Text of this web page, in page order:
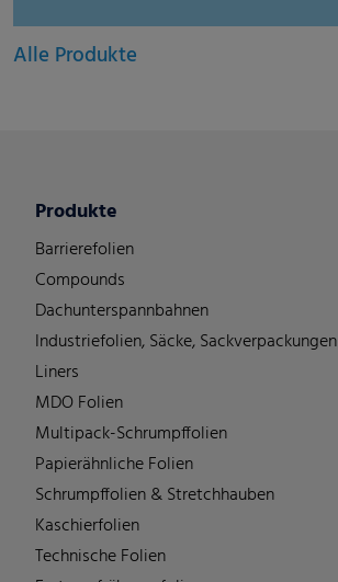
Alle Produkte
Produkte
Barrierefolien
Compounds
Dachunterspannbahnen
Industriefolien, Säcke, Sackverpackungen
Liners
MDO Folien
Multipack-Schrumpffolien
Papierähnliche Folien
Schrumpffolien & Stretchhauben
Kaschierfolien
Technische Folien